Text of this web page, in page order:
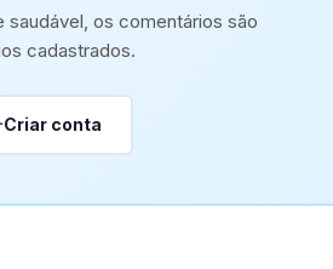
saudável, os comentários são
cadastrados.
Criar conta